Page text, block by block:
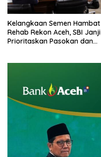
Kelangkaan Semen Hambat
Rehab Rekon Aceh, SBI Janji
Prioritaskan Pasokan dan